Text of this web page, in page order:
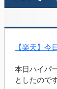
【楽天】今
本日ハイパ
としたので